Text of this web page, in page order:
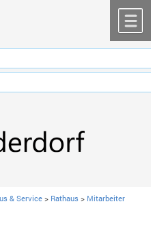
& Service> Rathaus > Mitarbeiter